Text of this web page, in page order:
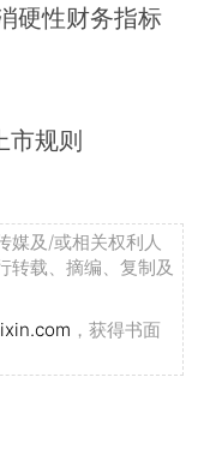
硬性财务指标
规则
媒及/或相关权利人
转载、摘编、复制及
，获得书面